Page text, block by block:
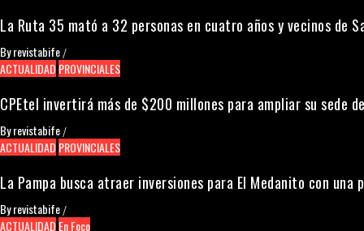
La Ruta 35 mató a 32 personas en cuatro años y vecinos de
Byrevistabife /
ACTUALIDAD PROVINCIALES
CPEtel invertirá más de $200 millones para ampliar su sede
Byrevistabife /
ACTUALIDAD PROVINCIALES
La Pampa busca atraer inversiones para El Medanito con
Byrevistabife /
ACTUALIDAD En Foco